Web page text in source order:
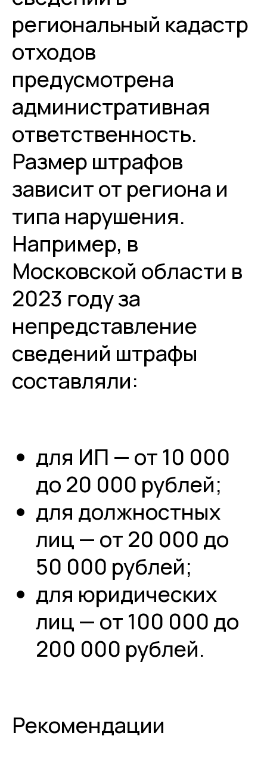
региональный кадастр
отходов
предусмотрена
административная
ответственность.
Размер штрафов
зависит от региона и
типа нарушения.
Например, в
Московской области в
2023 году за
непредставление
сведений штрафы
составляли:
для ИП — от 10 000
до 20 000 рублей;
для должностных
лиц — от 20 000 до
50 000 рублей;
для юридических
лиц — от 100 000 до
200 000 рублей.
Рекомендации
Разработка сайта - UNIPROMO